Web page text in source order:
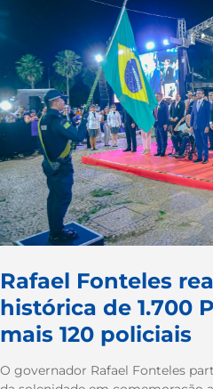
Rafael Fonteles
histórica de 1.700
mais 120 policiais
O governador Rafael Fonteles